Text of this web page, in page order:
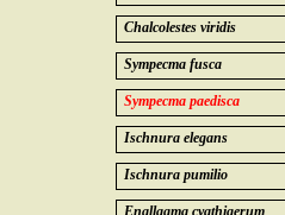
Chalcolestes viridis
Sympecma fusca
Sympecma paedisca
Ischnura elegans
Ischnura pumilio
Enallagma cyathigerum